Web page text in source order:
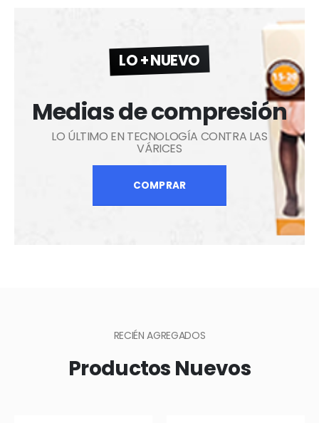
LO + NUEVO
Medias de compresión
LO ÚLTIMO EN TECNOLOGÍA CONTRA LAS
VÁRICES
COMPRAR
RECIÉN AGREGADOS
Productos Nuevos